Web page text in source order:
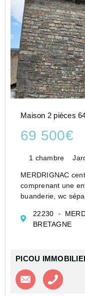
Maison 2 pièces
69 500€
1 chambre
MERDRIGNAC
comprenant une
buanderie, wc
Dépendance.
CE 365kWhep/
22230
BRETAGNE
PICOU
Contacter